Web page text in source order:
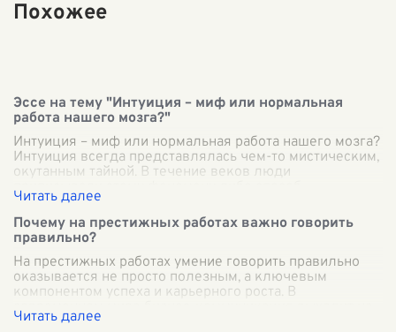
Похожее
Эссе на тему "Интуиция – миф или нормальная
работа нашего мозга?"
Интуиция – миф или нормальная работа нашего мозга?
Интуиция всегда представлялась чем-то мистическим,
окутанным тайной. В течение веков люди
приписывали этому феномену либо способ
Почему на престижных работах важно говорить
правильно?
На престижных работах умение говорить правильно
оказывается не просто полезным, а ключевым
компонентом успеха и карьерного роста. В
современном мире бизнес-коммуникация выходит на
...